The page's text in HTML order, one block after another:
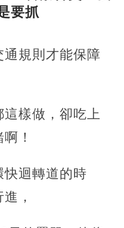
要抓
規則才能保障
樣做，卻吃上
！
快迴轉道的時
，